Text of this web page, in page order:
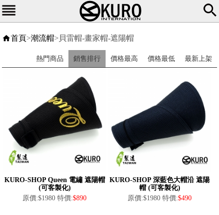
首頁>潮流帽>貝雷帽-畫家帽-遮陽帽
最新上架
價格最低
價格最高
銷售排行
熱門商品
KURO-SHOP Queen 電繡 遮陽帽
(可客製化)
原價:$1980 特價:$890
KURO-SHOP 深藍色大帽沿 遮陽
帽 (可客製化)
原價:$1980 特價:$490